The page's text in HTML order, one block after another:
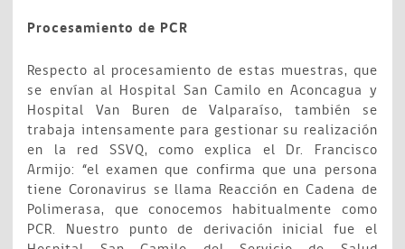
Procesamiento de PCR
Respecto al procesamiento de estas muestras, que
se envían al Hospital San Camilo en Aconcagua y
Hospital Van Buren de Valparaíso, también se
trabaja intensamente para gestionar su realización
en la red SSVQ, como explica el Dr. Francisco
Armijo: “el examen que confirma que una persona
tiene Coronavirus se llama Reacción en Cadena de
Polimerasa, que conocemos habitualmente como
PCR. Nuestro punto de derivación inicial fue el